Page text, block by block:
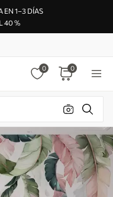
EN 1–3 DÍAS
40 %
0 0